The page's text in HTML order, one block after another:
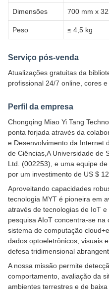
Dimensões 700 mm x
Peso ≤ 4,5 kg
Serviço pós-venda
Atualizações gratuitas da
profissional 24/7 online, cores
Perfil da empresa
Chongqing Miao Yi Tang
ponta forjada através da
e Desenvolvimento da Internet
de Ciências,A Universidade de
Ltd. (002253), e uma equipe
por um investimento de US $
Aproveitando capacidades
tecnologia MYT é pioneira em
através de tecnologias de IoT
pesquisa AIoT concentra-se
sistema de computação
dados optoeletrônicos, visuais
defesa tridimensional
A nossa missão permite
comportamento, avaliação da
ambientes terrestres e de